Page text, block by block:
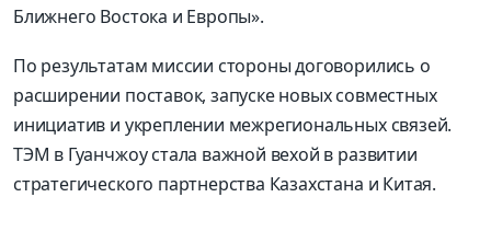
Ближнего Востока и Европы».
По результатам миссии стороны договорились о
расширении поставок, запуске новых совместных
инициатив и укреплении межрегиональных связей.
ТЭМ в Гуанчжоу стала важной вехой в развитии
стратегического партнерства Казахстана и Китая.